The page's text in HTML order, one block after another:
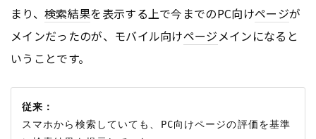
まり、 検索結果を表示する上で今までのPC向けページが
メインだったのが、モバイル向けページメインになると
いうことです。
従来：
スマホから検索していても、PC向けページの評価を基準